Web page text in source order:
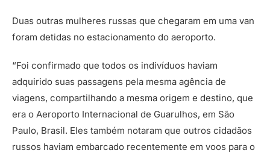
Duas outras mulheres russas que chegaram em uma van
foram detidas no estacionamento do aeroporto.
“Foi confirmado que todos os indivíduos haviam
adquirido suas passagens pela mesma agência de
viagens, compartilhando a mesma origem e destino, que
era o Aeroporto Internacional de Guarulhos, em São
Paulo, Brasil. Eles também notaram que outros cidadãos
russos haviam embarcado recentemente em voos para o